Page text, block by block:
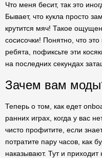
Что меня бесит, так это
Бывает, что кукла просто
крутится мяч! Такое
сосисочки! Понятно, что
ребята, пофиксьте эти
на последних секундах
Зачем вам
Теперь о том, как едет
ранних играх, когда у вас
чисто профитите, если
потратите пару часов, как
наказывают. Тут и